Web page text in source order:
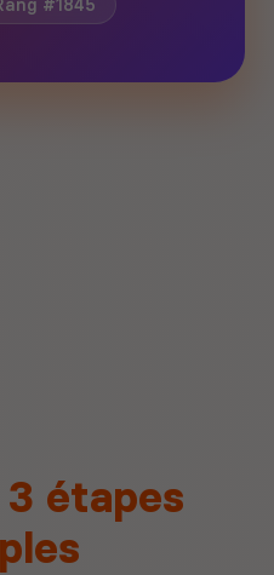
#1845
étapes